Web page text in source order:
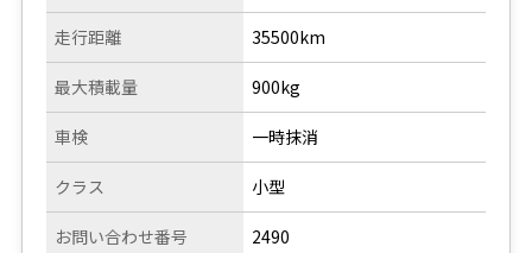
走行距離 35500km
最大積載量
車検
クラス
お問い合わせ番号
900kg
一時抹消
小型
2490